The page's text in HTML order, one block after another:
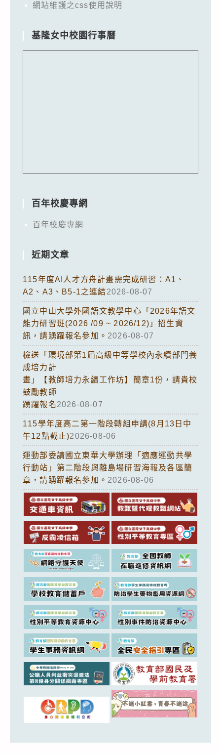
網站維護之css使用說明
基隆女中校園行事曆
百年校慶專網
百年校慶專網
近期文章
115年度AI人才方舟計畫需完成研習：A1、
A2、A3、B5-1之連結2026-08-07
國立中山大學外國語文教學中心「2026年語文
能力研習班(2026 /09 ~ 2026/12)」招生資
訊，請踴躍報名參加。 2026-08-07
檢送「環境部第1屆高級中等學校內永續部門養
成培力計
畫」【教師培力永續工作坊】簡章1份，請貴校
鼓勵教師
踴躍報名2026-08-07
115學年度高二第一階段轉組申請(8月13日中
午12點截止)2026-08-06
運動部委請國立東華大學辦理「適應運動共學
行動站」第二階段與離島場研習海報及各區簡
章，請踴躍報名參加。 2026-08-06